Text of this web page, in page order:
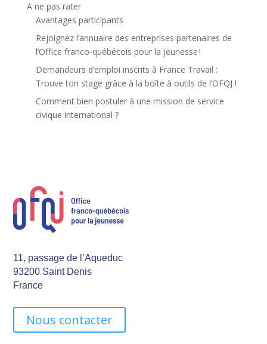
A ne pas rater
Avantages participants
Rejoignez l’annuaire des entreprises partenaires de
l’Office franco-québécois pour la jeunesse !
Demandeurs d’emploi inscrits à France Travail :
Trouve ton stage grâce à la boîte à outils de l’OFQJ !
Comment bien postuler à une mission de service
civique international ?
11, passage de l’Aqueduc
93200 Saint Denis
France
Nous contacter